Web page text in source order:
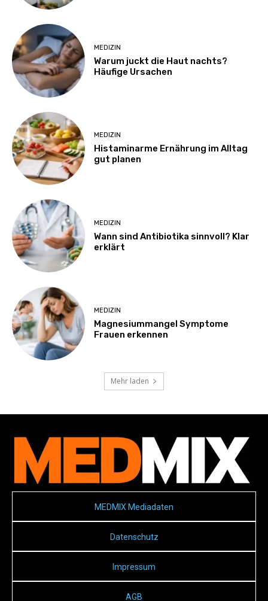
MEDIZIN
Warum juckt die Haut nachts?
Häufige Ursachen
MEDIZIN
Histaminarme Ernährung im Alltag
gut planen
MEDIZIN
Wann sind Antibiotika sinnvoll? Klar
erklärt
MEDIZIN
Magnesiummangel Symptome
Frauen erkennen
Mehr laden
MEDMIX Mediadaten
Datenschutz
Impressum
AGB